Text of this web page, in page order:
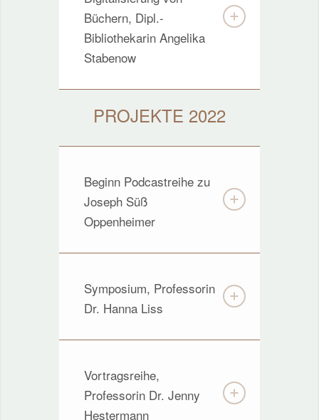
Büchern, Dipl.-
Bibliothekarin Angelika
Stabenow
PROJEKTE 2022
Beginn Podcastreihe zu
Joseph Süß
Oppenheimer
Symposium, Professorin
Dr. Hanna Liss
Vortragsreihe,
Professorin Dr. Jenny
Hestermann